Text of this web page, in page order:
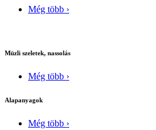
Még több ›
Müzli szeletek, nassolás
Még több ›
Alapanyagok
Még több ›